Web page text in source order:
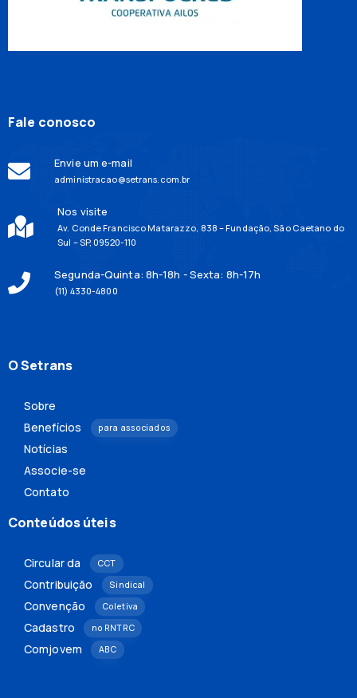
Fale conosco
Envie um e-mail
administracao@setrans.com.br
Nos visite
Av. Conde Francisco Matarazzo, 838 – Fundação, São Caetano do
Sul – SP, 09520-110
Segunda-Quinta: 8h-18h - Sexta: 8h-17h
(11) 4330-4800
O Setrans
Sobre
Benefícios
para associados
Notícias
Associe-se
Contato
Conteúdos úteis
Circular da CCT
Contribuição Sindical
Convenção Coletiva
Cadastro no RNTRC
Comjovem ABC